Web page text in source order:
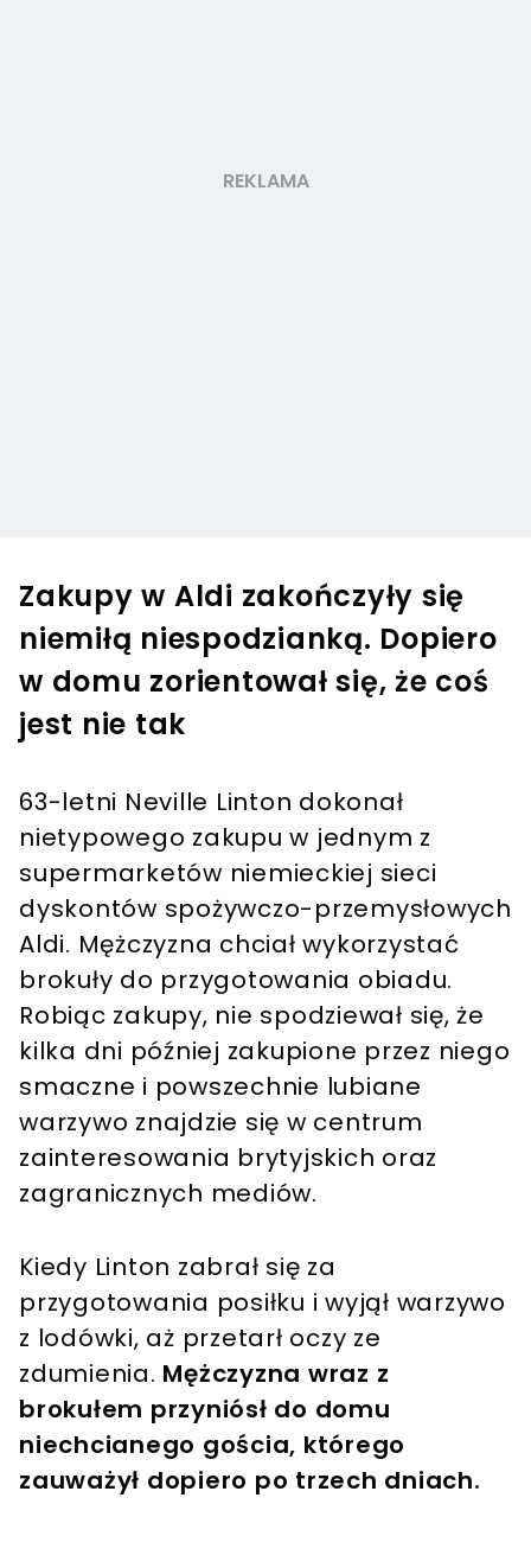
Zakupy w Aldi zakończyły się
niemiłą niespodzianką. Dopiero
w domu zorientował się, że coś
jest nie tak
63-letni Neville Linton dokonał
nietypowego zakupu w jednym z
supermarketów niemieckiej sieci
dyskontów spożywczo-przemysłowych
Aldi. Mężczyzna chciał wykorzystać
brokuły do przygotowania obiadu.
Robiąc zakupy, nie spodziewał się, że
kilka dni później zakupione przez niego
smaczne i powszechnie lubiane
warzywo znajdzie się w centrum
zainteresowania brytyjskich oraz
zagranicznych mediów.
Kiedy Linton zabrał się za
przygotowania posiłku i wyjął warzywo
z lodówki, aż przetarł oczy ze
zdumienia. Mężczyzna wraz z
brokułem przyniósł do domu
niechcianego gościa, którego
zauważył dopiero po trzech dniach.